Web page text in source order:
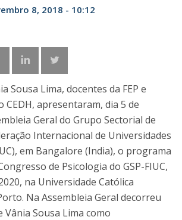
8, 2018 - 10:12
Sousa Lima, docentes da FEP e
CEDH, apresentaram, dia 5 de
Geral do Grupo Sectorial de
Internacional de Universidades
em Bangalore (India), o programa
de Psicologia do GSP-FIUC,
na Universidade Católica
Na Assembleia Geral decorreu
Vânia Sousa Lima como